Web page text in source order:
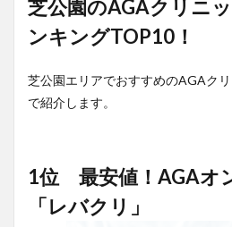
芝公園のAGAクリニ
ンキングTOP10！
芝公園エリアでおすすめのAGAク
で紹介します。
1位 最安値！AGAオ
「レバクリ」